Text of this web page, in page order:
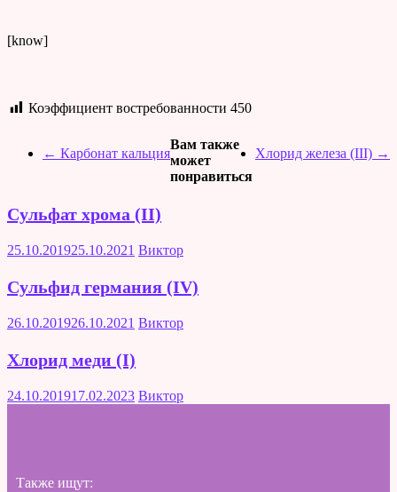
[know]
Коэффициент востребованности 450
← Карбонат кальция Хлорид железа (III) →
Вам также
может
понравиться
Сульфат хрома (II)
25.10.201925.10.2021 Виктор
Сульфид германия (IV)
26.10.201926.10.2021 Виктор
Хлорид меди (I)
24.10.201917.02.2023 Виктор
Также ищут: